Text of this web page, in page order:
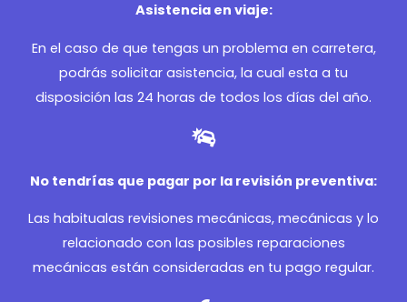
Asistencia en viaje:
En el caso de que tengas un problema en carretera,
podrás solicitar asistencia, la cual esta a tu
disposición las 24 horas de todos los días del año.
No tendrías que pagar por la revisión preventiva:
Las habitualas revisiones mecánicas, mecánicas y lo
relacionado con las posibles reparaciones
mecánicas están consideradas en tu pago regular.